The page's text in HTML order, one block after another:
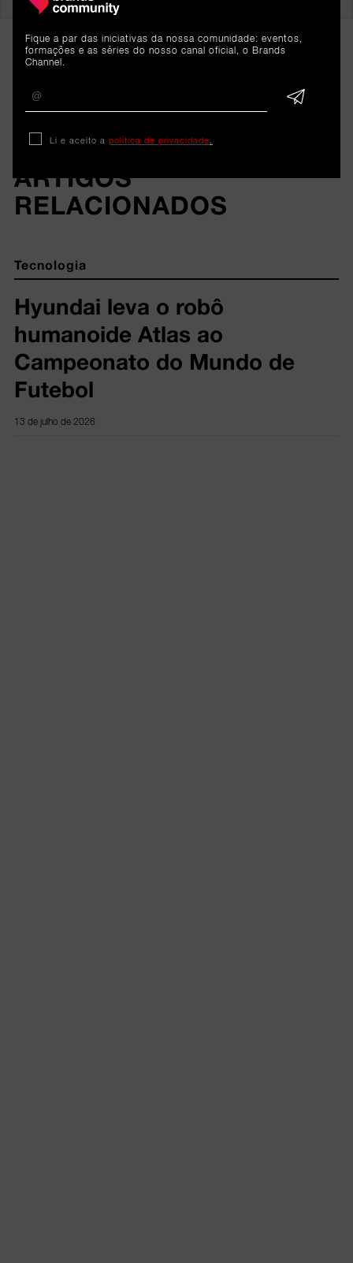
ARTIGOS
RELACIONADOS
Tecnologia
Hyundai leva o robô
humanoide Atlas ao
Campeonato do Mundo de
Futebol
13 de julho de 2026
Fique a par das iniciativas da nossa comunidade: eventos,
formações e as séries do nosso canal oficial, o Brands
Channel.
Li e aceito a política de privacidade